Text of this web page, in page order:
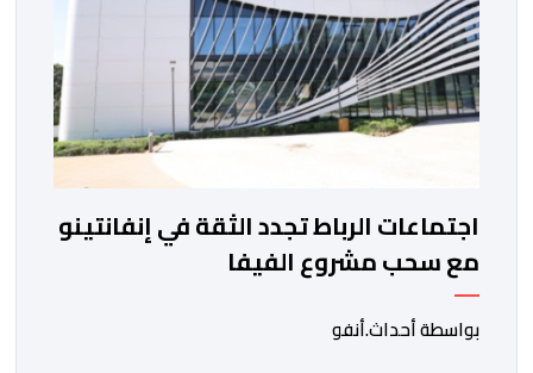
اجتماعات الرباط تجدد الثقة في إنفانتينو
مع سحب مشروع الفيفا
بواسطة أحداث.أنفو